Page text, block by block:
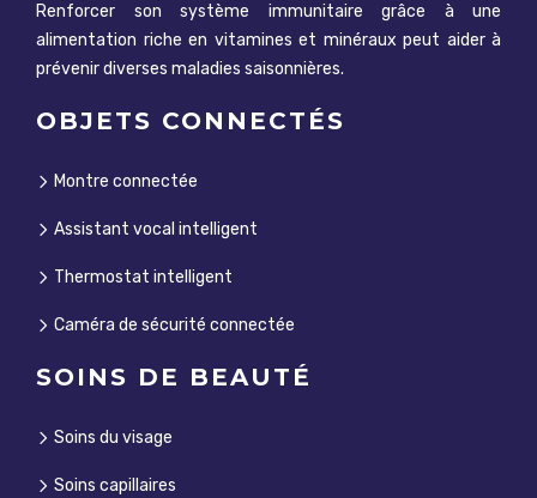
Renforcer son système immunitaire grâce à une
alimentation riche en vitamines et minéraux peut aider à
prévenir diverses maladies saisonnières.
OBJETS CONNECTÉS
Montre connectée
Assistant vocal intelligent
Thermostat intelligent
Caméra de sécurité connectée
SOINS DE BEAUTÉ
Soins du visage
Soins capillaires